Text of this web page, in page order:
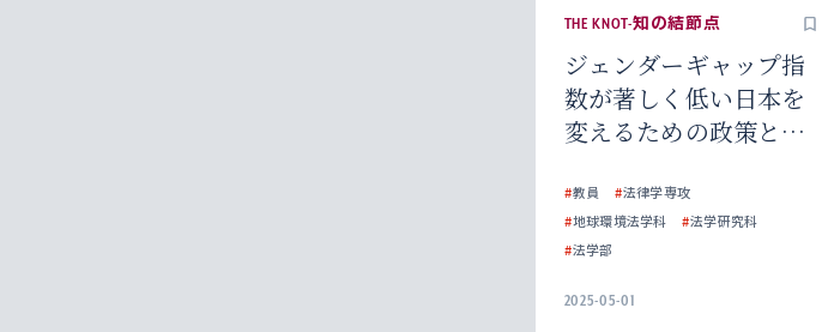
THE KNOT-知の結節点
ジェンダーギャップ指
数が著しく低い日本を
変えるための政策と
#教員 #法律学専攻
#地球環境法学科 #法学研究科
#法学部
2025-05-01